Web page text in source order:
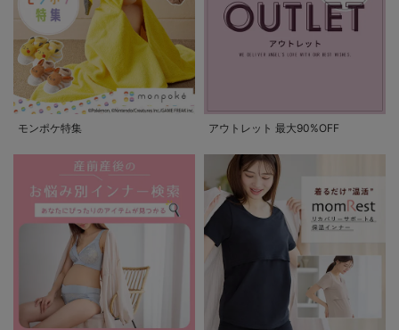
モンポケ特集 アウトレット 最大90%OFF